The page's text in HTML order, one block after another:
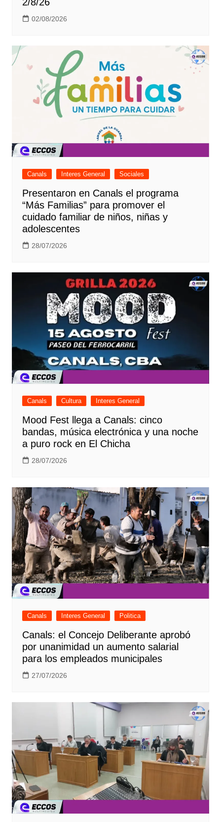
02/08/2026
Canals Interes General Sociales
Presentaron en Canals el programa
“Más Familias” para promover el
cuidado familiar de niños, niñas y
adolescentes
28/07/2026
Canals Cultura Interes General
Mood Fest llega a Canals: cinco
bandas, música electrónica y una noche
a puro rock en El Chicha
28/07/2026
Canals Interes General Politica
Canals: el Concejo Deliberante aprobó
por unanimidad un aumento salarial
para los empleados municipales
27/07/2026